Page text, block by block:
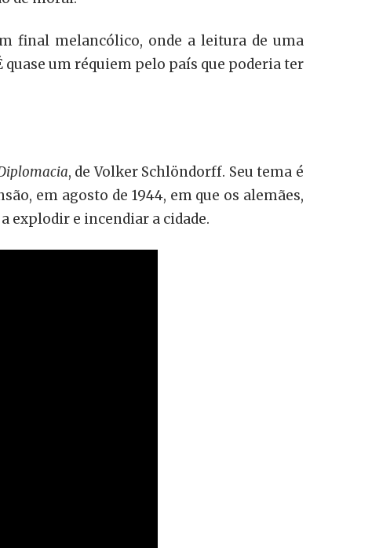
final melancólico, onde a leitura de uma
um réquiem pelo país que poderia ter
, de Volker Schlöndorff. Seu tema é
em agosto de 1944, em que os alemães,
explodir e incendiar a cidade.